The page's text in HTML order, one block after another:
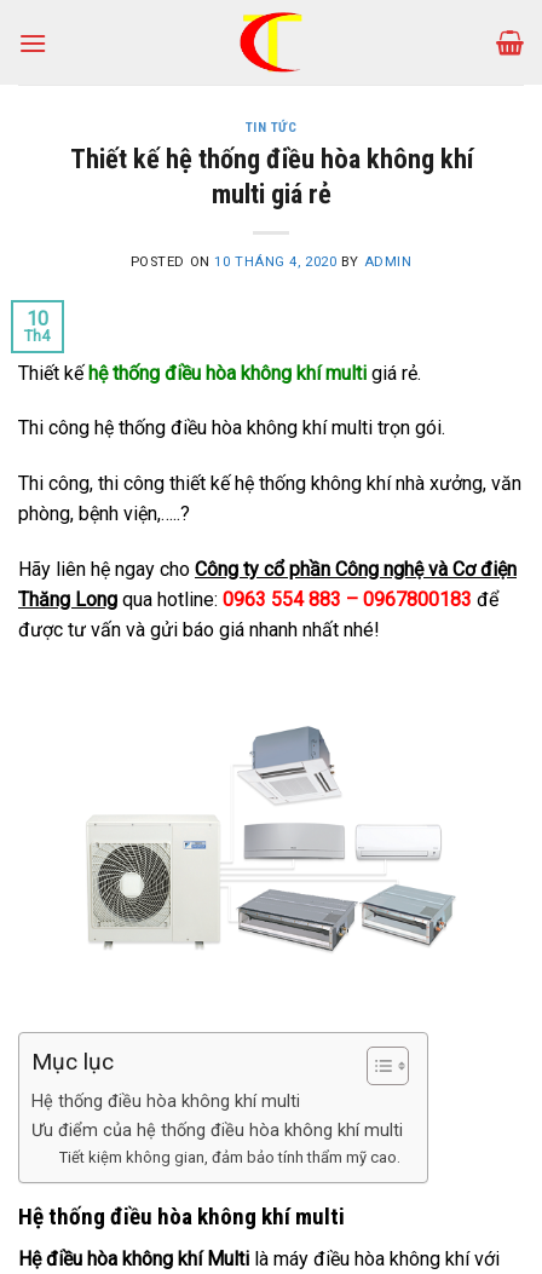
TIN TỨC
Thiết kế hệ thống điều hòa không khí
multi giá rẻ
POSTED ON10 THÁNG 4, 2020 BY ADMIN
10
Th4
Thiết kếhệ thống điều hòa không khí multi giá rẻ.
Thi công hệ thống điều hòa không khí multi trọn gói.
Thi công, thi công thiết kế hệ thống không khí nhà xưởng, văn
phòng, bệnh viện,…..?
Hãy liên hệ ngay cho Công ty cổ phần Công nghệ và Cơ điện
Thăng Long qua hotline: 0963 554 883 – 0967800183 để
được tư vấn và gửi báo giá nhanh nhất nhé!
Mục lục
Hệ thống điều hòa không khí multi
Ưu điểm của hệ thống điều hòa không khí multi
Tiết kiệm không gian, đảm bảo tính thẩm mỹ cao.
Hệ thống điều hòa không khí multi
Hệ điều hòa không khí Multi là máy điều hòa không khí với